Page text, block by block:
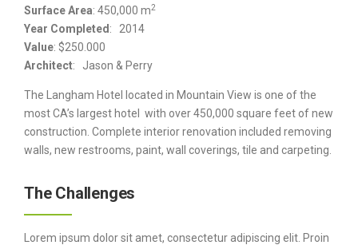
Surface Area: 450,000 m2
Year Completed : 2014
Value: $250.000
Architect: Jason & Perry
The Langham Hotel located in Mountain View is one of the
most CA’s largest hotel with over 450,000 square feet of new
construction. Complete interior renovation included removing
walls, new restrooms, paint, wall coverings, tile and carpeting.
The Challenges
Lorem ipsum dolor sit amet, consectetur adipiscing elit. Proin